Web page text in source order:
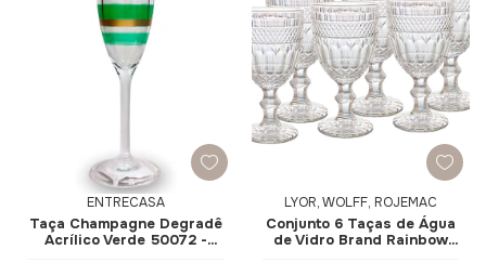
ENTRECASA
Taça Champagne Degradê
Acrílico Verde 50072 -
LYOR, WOLFF, ROJEMAC
Conjunto 6 Taças de Água
de Vidro Brand Rainbow